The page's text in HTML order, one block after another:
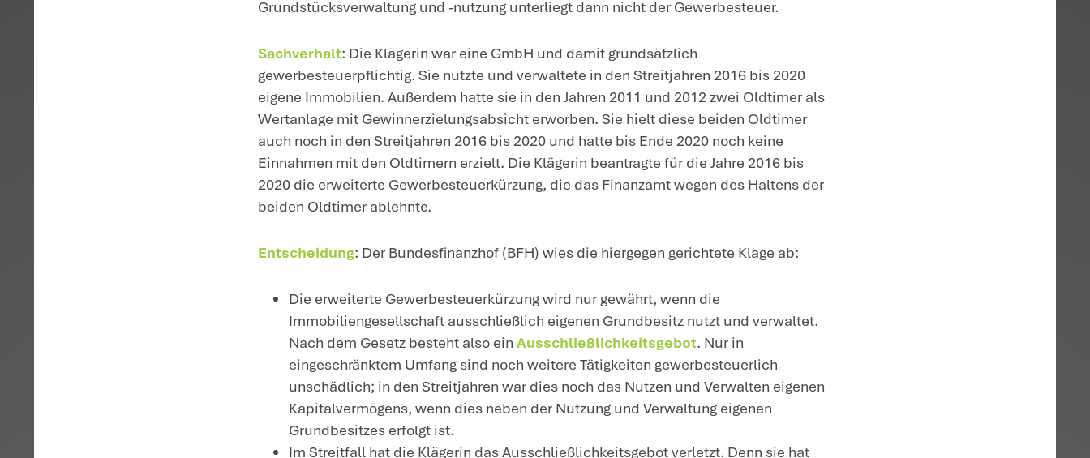
Wertanlage zwei Oldtimer anschafft und hält, selbst wenn
sie mit den Oldtimern bislang keine Einnahmen erzielt hat.
Ihr gesamter Gewinn unterliegt daher der Gewerbesteuer.
BFH, Urteil vom 24.7.2025 – III R 23/23; NWB
Hintergrund
sind, tatsächlich aber ausschließlich eigenen Grundbesitz verwalten und nutzen,
können die sog. erweiterte Gewerbesteuerkürzung beantragen. Der Ertrag aus der
Grundstücksverwaltung und -nutzung unterliegt dann nicht der Gewerbesteuer.
Sachverhalt: Die Klägerin war eine GmbH und damit grundsätzlich
gewerbesteuerpflichtig. Sie nutzte und verwaltete in den Streitjahren 2016 bis 2020
eigene Immobilien. Außerdem hatte sie in den Jahren 2011 und 2012 zwei Oldtimer